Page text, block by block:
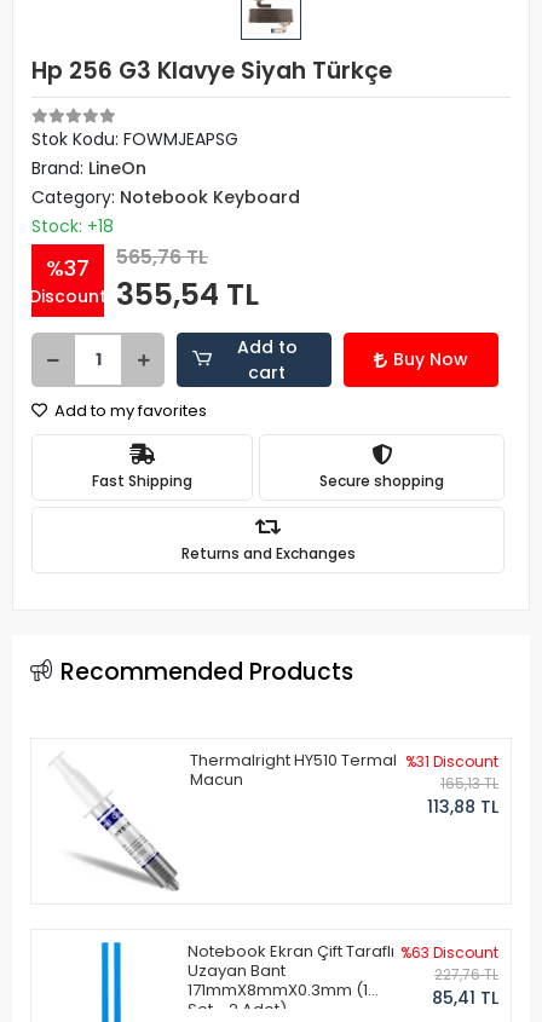
Hp 256 G3 Klavye Siyah Türkçe
Stok Kodu: FOWMJEAPSG
Brand: LineOn
Category: Notebook Keyboard
Stock: +18
%37
Discount
565,76 TL
355,54 TL
Add to
cart
Buy Now
Add to my favorites
Fast Shipping Secure shopping
Returns and Exchanges
Recommended Products
Thermalright HY510 Termal
Macun
%31 Discount
165,13 TL
113,88 TL
Notebook Ekran Çift Taraflı
Uzayan Bant
171mmX8mmX0.3mm (1
Set - 2 Adet)
%63 Discount
227,76 TL
85,41 TL